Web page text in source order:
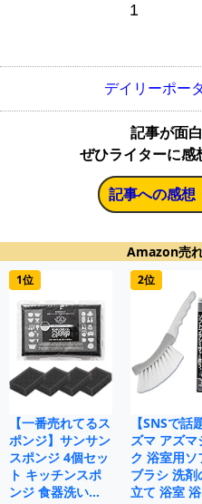
1
デイリーポー
記事が面
ぜひライターに感
記事への感想
Amazon売
1位
【一番売れてるス
ポンジ】サンサン
スポンジ 4個セッ
ト キッチンスポ
ンジ 食器洗い…
2位
【SNSで話
ズマ アズマ
ク 浴室用ソ
ブラシ 洗剤
立て 浴室